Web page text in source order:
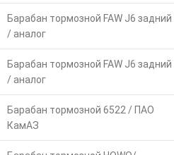
Барабан тормозной FAW J6 задний
/ аналог
Барабан тормозной FAW J6 задний
/ аналог
Барабан тормозной 6522 / ПАО
КамАЗ